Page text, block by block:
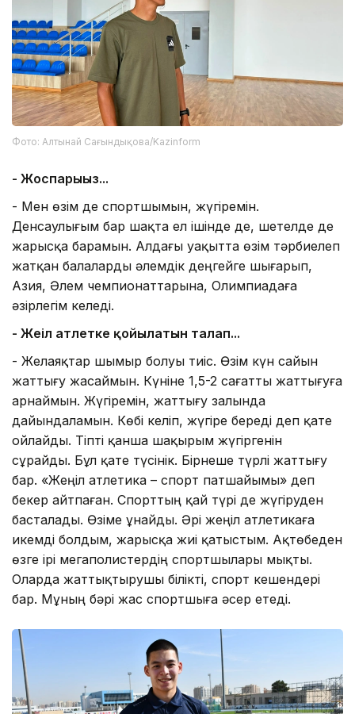
Фото: Алтынай Сағындықова/Kazinform
- Жоспарыңыз...
- Мен өзім де спортшымын, жүгіремін.
Денсаулығым бар шақта ел ішінде де, шетелде де
жарысқа барамын. Алдағы уақытта өзім тәрбиелеп
жатқан балаларды әлемдік деңгейге шығарып,
Азия, Әлем чемпионаттарына, Олимпиадаға
әзірлегім келеді.
- Жеңіл атлетке қойылатын талап...
- Желаяқтар шымыр болуы тиіс. Өзім күн сайын
жаттығу жасаймын. Күніне 1,5-2 сағатты жаттығуға
арнаймын. Жүгіремін, жаттығу залында
дайындаламын. Көбі келіп, жүгіре береді деп қате
ойлайды. Тіпті қанша шақырым жүгіргенін
сұрайды. Бұл қате түсінік. Бірнеше түрлі жаттығу
бар. «Жеңіл атлетика – спорт патшайымы» деп
бекер айтпаған. Спорттың қай түрі де жүгіруден
басталады. Өзіме ұнайды. Әрі жеңіл атлетикаға
икемді болдым, жарысқа жиі қатыстым. Ақтөбеден
өзге ірі мегаполистердің спортшылары мықты.
Оларда жаттықтырушы білікті, спорт кешендері
бар. Мұның бәрі жас спортшыға әсер етеді.